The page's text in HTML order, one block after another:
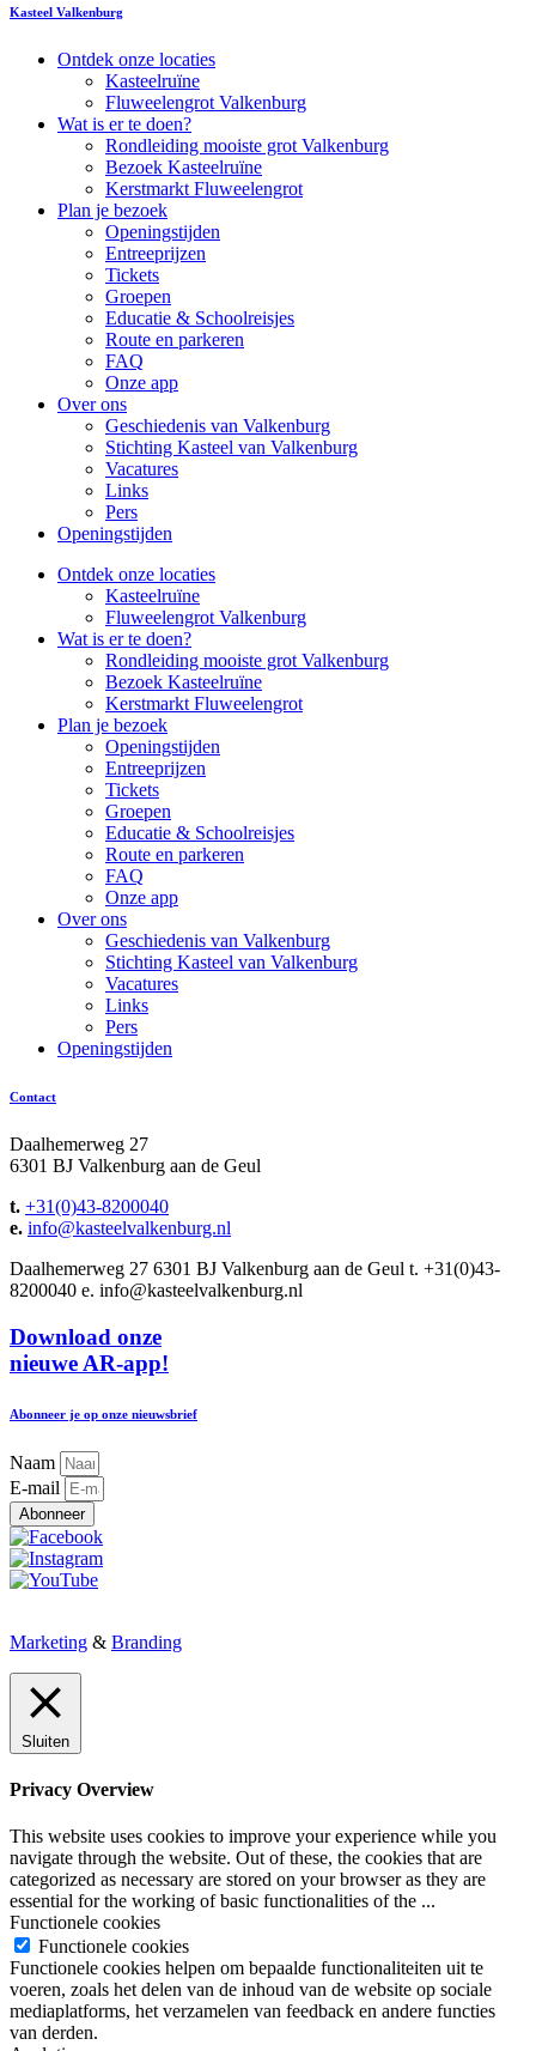
Kasteel Valkenburg
Ontdek onze locaties
Kasteelruïne
Fluweelengrot Valkenburg
Wat is er te doen?
Rondleiding mooiste grot Valkenburg
Bezoek Kasteelruïne
Kerstmarkt Fluweelengrot
Plan je bezoek
Openingstijden
Entreeprijzen
Tickets
Groepen
Educatie & Schoolreisjes
Route en parkeren
FAQ
Onze app
Over ons
Geschiedenis van Valkenburg
Stichting Kasteel van Valkenburg
Vacatures
Links
Pers
Openingstijden
Ontdek onze locaties
Kasteelruïne
Fluweelengrot Valkenburg
Wat is er te doen?
Rondleiding mooiste grot Valkenburg
Bezoek Kasteelruïne
Kerstmarkt Fluweelengrot
Plan je bezoek
Openingstijden
Entreeprijzen
Tickets
Groepen
Educatie & Schoolreisjes
Route en parkeren
FAQ
Onze app
Over ons
Geschiedenis van Valkenburg
Stichting Kasteel van Valkenburg
Vacatures
Links
Pers
Openingstijden
Contact
Daalhemerweg 27
6301 BJ Valkenburg aan de Geul
t. +31(0)43-8200040
e. info@kasteelvalkenburg.nl
Daalhemerweg 27 6301 BJ Valkenburg aan de Geul t. +31(0)43-
8200040 e. info@kasteelvalkenburg.nl
Download onze
nieuwe AR-app!
Abonneer je op onze nieuwsbrief
Naam
E-mail
Abonneer
Marketing & Branding
Sluiten
Privacy Overview
This website uses cookies to improve your experience while you
navigate through the website. Out of these, the cookies that are
categorized as necessary are stored on your browser as they are
essential for the working of basic functionalities of the ...
Functionele cookies
Functionele cookies
Functionele cookies helpen om bepaalde functionaliteiten uit te
voeren, zoals het delen van de inhoud van de website op sociale
mediaplatforms, het verzamelen van feedback en andere functies
van derden.